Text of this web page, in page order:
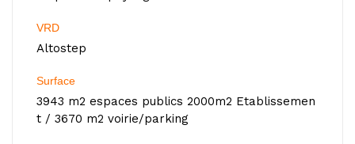
VRD
Altostep
Surface
3943 m2 espaces publics 2000m2 Etablissemen
t / 3670 m2 voirie/parking